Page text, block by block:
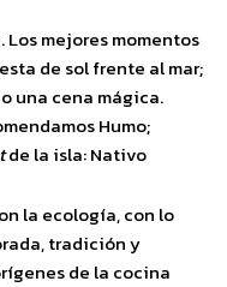
mejores momentos
de sol frente al mar;
una cena mágica.
Humo;
de la isla: Nativo
la ecología, con lo
tradición y
de la cocina